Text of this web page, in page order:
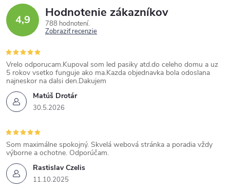
4,9 Hodnotenie zákazníkov
788 hodnotení
Zobraziť recenzie
Matúš Drotár
30.5.2026
Vrelo odporucam.Kupoval som led pasiky atd.do celeho domu a uz
5 rokov vsetko funguje ako ma.Kazda objednavka bola odoslana
najneskor na dalsi den.Dakujem
Rastislav Czelis
11.10.2025
Som maximálne spokojný. Skvelá webová stránka a poradia vždy
výborne a ochotne. Odporúčam.